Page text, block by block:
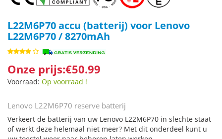
L22M6P70 accu (batterij) voor Lenovo
L22M6P70 / 8270mAh
Onze prijs:€50.99
Voorraad: Op voorraad !
Lenovo L22M6P70 reserve batterij
Verkeert de batterij van uw Lenovo L22M6P70 in slechte staat
of werkt deze helemaal niet meer? Met dit onderdeel kunt u